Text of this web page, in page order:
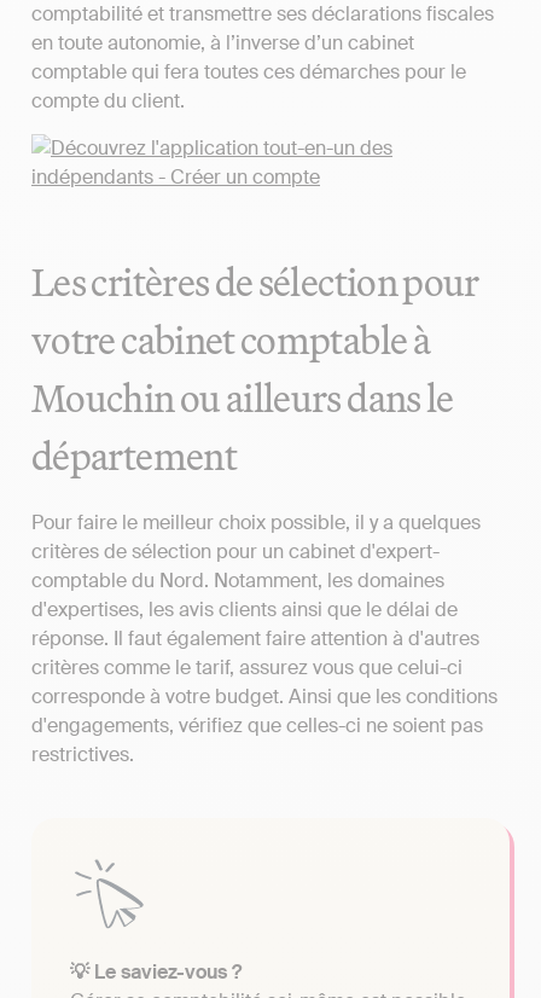
comptabilité et transmettre ses déclarations fiscales
en toute autonomie, à l’inverse d’un cabinet
comptable qui fera toutes ces démarches pour le
compte du client.
Les critères de sélection pour
votre cabinet comptable à
Mouchin ou ailleurs dans le
département
Pour faire le meilleur choix possible, il y a quelques
critères de sélection pour un cabinet d'expert-
comptable du Nord. Notamment, les domaines
d'expertises, les avis clients ainsi que le délai de
réponse. Il faut également faire attention à d'autres
critères comme le tarif, assurez vous que celui-ci
corresponde à votre budget. Ainsi que les conditions
d'engagements, vérifiez que celles-ci ne soient pas
restrictives.
💡 Le saviez-vous ?